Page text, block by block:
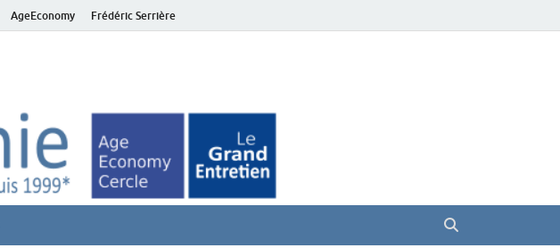
AgeEconomy Frédéric Serrière